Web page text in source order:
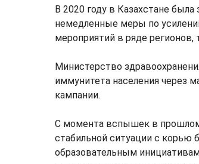
В 2020 году в Казахстане
немедленные меры по
мероприятий в ряде регионов,
Министерство
иммунитета населения через
кампании.
С момента вспышек в
стабильной ситуации с корью
образовательным